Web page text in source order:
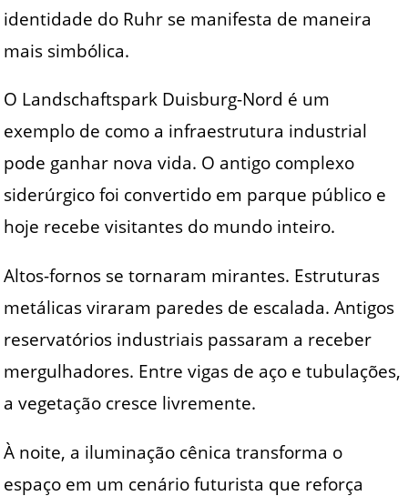
identidade do Ruhr se manifesta de maneira
mais simbólica.
O Landschaftspark Duisburg-Nord é um
exemplo de como a infraestrutura industrial
pode ganhar nova vida. O antigo complexo
siderúrgico foi convertido em parque público e
hoje recebe visitantes do mundo inteiro.
Altos-fornos se tornaram mirantes. Estruturas
metálicas viraram paredes de escalada. Antigos
reservatórios industriais passaram a receber
mergulhadores. Entre vigas de aço e tubulações,
a vegetação cresce livremente.
À noite, a iluminação cênica transforma o
espaço em um cenário futurista que reforça